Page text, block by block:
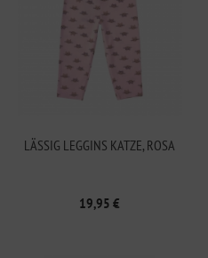
LÄSSIG LEGGINS KATZE, ROSA
19,95 €